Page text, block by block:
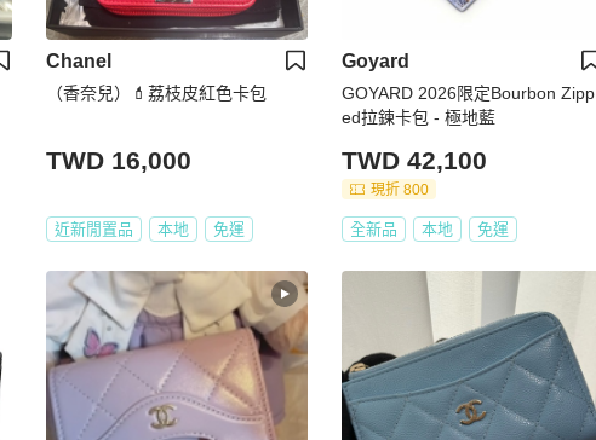
Chanel
（香奈兒）💄荔枝皮紅色卡包
TWD 16,000
近新閒置品 本地 免運
Goyard
GOYARD 2026限定Bourbon Zipp
ed拉鍊卡包 - 極地藍
TWD 42,100
現折 800
全新品 本地 免運